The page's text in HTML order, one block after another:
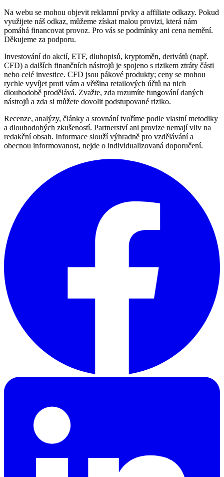
Na webu se mohou objevit reklamní prvky a affiliate odkazy. Pokud
využijete náš odkaz, můžeme získat malou provizi, která nám
pomáhá financovat provoz. Pro vás se podmínky ani cena nemění.
Děkujeme za podporu.
Investování do akcií, ETF, dluhopisů, kryptoměn, derivátů (např.
CFD) a dalších finančních nástrojů je spojeno s rizikem ztráty části
nebo celé investice. CFD jsou pákové produkty; ceny se mohou
rychle vyvíjet proti vám a většina retailových účtů na nich
dlouhodobě prodělává. Zvažte, zda rozumíte fungování daných
nástrojů a zda si můžete dovolit podstupované riziko.
Recenze, analýzy, články a srovnání tvoříme podle vlastní metodiky
a dlouhodobých zkušeností. Partnerství ani provize nemají vliv na
redakční obsah. Informace slouží výhradně pro vzdělávání a
obecnou informovanost, nejde o individualizovaná doporučení.